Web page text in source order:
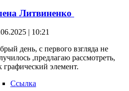
Литвиненко
| 10:21
день, с первого взгляда не
,предлагаю рассмотреть,
графический элемент.
Ссылка